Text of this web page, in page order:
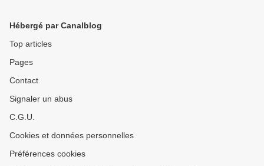
Hébergé par Canalblog
Top articles
Pages
Contact
Signaler un abus
C.G.U.
Cookies et données personnelles
Préférences cookies